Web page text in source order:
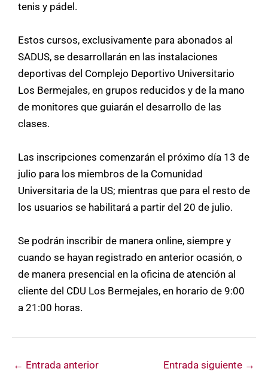
tenis y pádel.
Estos cursos, exclusivamente para abonados al
SADUS, se desarrollarán en las instalaciones
deportivas del Complejo Deportivo Universitario
Los Bermejales, en grupos reducidos y de la mano
de monitores que guiarán el desarrollo de las
clases.
Las inscripciones comenzarán el próximo día 13 de
julio para los miembros de la Comunidad
Universitaria de la US; mientras que para el resto de
los usuarios se habilitará a partir del 20 de julio.
Se podrán inscribir de manera online, siempre y
cuando se hayan registrado en anterior ocasión, o
de manera presencial en la oficina de atención al
cliente del CDU Los Bermejales, en horario de 9:00
a 21:00 horas.
← Entrada anterior Entrada siguiente →